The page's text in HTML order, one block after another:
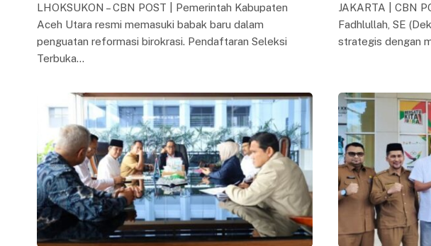
LHOKSUKON – CBN POST | Pemerintah Kabupaten
Aceh Utara resmi memasuki babak baru dalam
penguatan reformasi birokrasi. Pendaftaran Seleksi
Terbuka…
JAKARTA | CBN
Fadhlullah, SE
strategis dengan